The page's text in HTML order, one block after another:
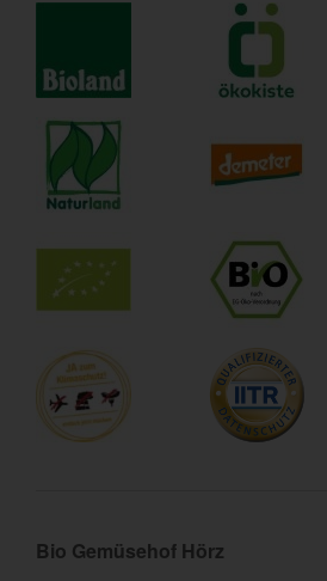
Bio Gemüsehof Hörz